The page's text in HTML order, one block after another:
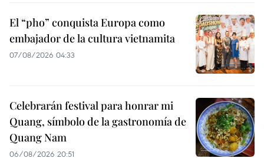
El “pho” conquista Europa como
embajador de la cultura vietnamita
07/08/2026 04:33
Celebrarán festival para honrar mi
Quang, símbolo de la gastronomía de
Quang Nam
06/08/2026 20:51